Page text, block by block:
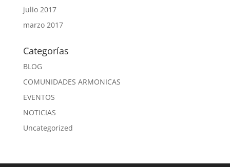
julio 2017
marzo 2017
Categorías
BLOG
COMUNIDADES ARMONICAS
EVENTOS
NOTICIAS
Uncategorized